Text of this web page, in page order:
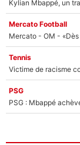
Kylian Mbappé, un
Mercato Football
Tennis
PSG
PSG : Mbappé